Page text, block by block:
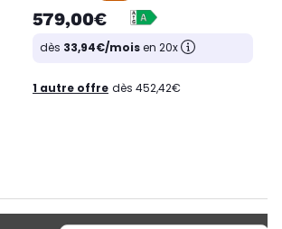
579,00€
dès 33,94€/moisen 20x
1 autre offre dès 452,42€